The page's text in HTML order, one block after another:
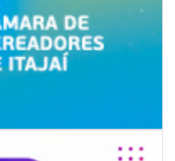
aberto para artistas e